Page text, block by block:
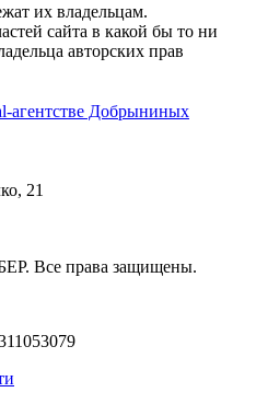
их владельцам.
сайта в какой бы то ни
авторских прав
агентстве Добрыниных
21
Все права защищены.